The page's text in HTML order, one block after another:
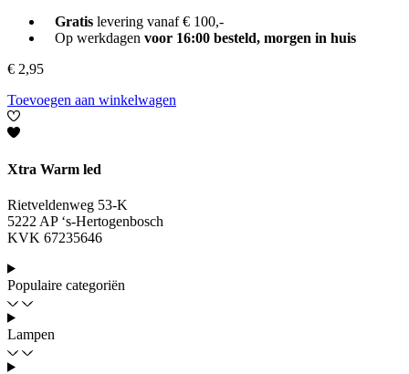
Gratislevering vanaf € 100,-
Op werkdagen voor 16:00 besteld, morgen in huis
€ 2,95
Toevoegen aan winkelwagen
Xtra Warm led
Rietveldenweg 53-K
5222 AP ‘s-Hertogenbosch
KVK 67235646
Populaire categoriën
Lampen